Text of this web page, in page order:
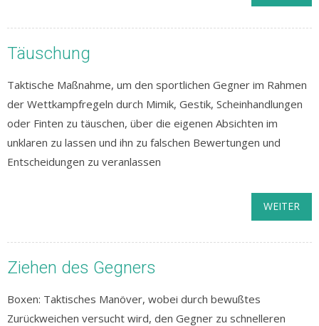
Täuschung
Taktische Maßnahme, um den sportlichen Gegner im Rahmen
der Wettkampfregeln durch Mimik, Gestik, Scheinhandlungen
oder Finten zu täuschen, über die eigenen Absichten im
unklaren zu lassen und ihn zu falschen Bewertungen und
Entscheidungen zu veranlassen
WEITER
Ziehen des Gegners
Boxen: Taktisches Manöver, wobei durch bewußtes
Zurückweichen versucht wird, den Gegner zu schnelleren